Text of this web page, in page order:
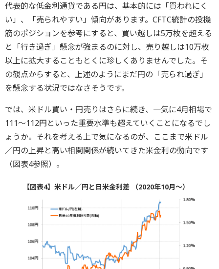
代表的な低金利通貨である円は、基本的には「買われにく
い」、「売られやすい」傾向があります。CFTC統計の投機
筋のポジションを参考にすると、買い越しは5万枚を超える
と「行き過ぎ」懸念が強まるのに対し、売り越しは10万枚
以上に拡大することもとくに珍しくありませんでした。そ
の観点からすると、上述のようにまだ円の「売られ過ぎ」
を懸念する状況ではなさそうです。
では、米ドル買い・円売りはさらに続き、一気に4月相場で
111～112円といった重要水準も超えていくことになるでし
ょうか。それを考える上で気になるのが、ここまで米ドル
／円の上昇と高い相関関係が続いてきた米金利の動向です
（図表4参照）。
【図表4】米ドル／円と日米金利差 （2020年10月～）